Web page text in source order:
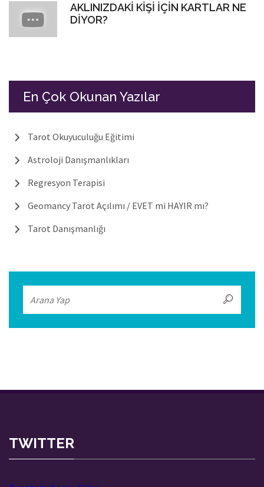
AKLINIZDAKİ KİŞİ İÇİN KARTLAR NE
DİYOR?
En Çok Okunan Yazılar
Tarot Okuyuculuğu Eğitimi
Astroloji Danışmanlıkları
Regresyon Terapisi
Geomancy Tarot Açılımı / EVET mi HAYIR mı?
Tarot Danışmanlığı
TWITTER